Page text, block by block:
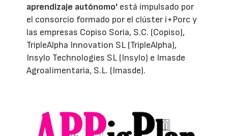
aprendizaje autónomo' está impulsado por
el consorcio formado por el clúster i+Porc y
las empresas Copiso Soria, S.C. (Copiso),
TripleAlpha Innovation SL (TripleAlpha),
Insylo Technologies SL (Insylo) e Imasde
Agroalimentaria, S.L. (Imasde).